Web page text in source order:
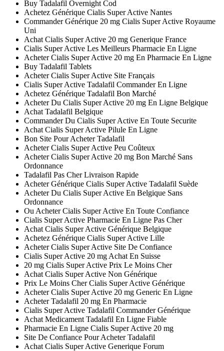
Buy Tadalafil Overnight Cod
Achetez Générique Cialis Super Active Nantes
Commander Générique 20 mg Cialis Super Active Royaume
Uni
Achat Cialis Super Active 20 mg Generique France
Cialis Super Active Les Meilleurs Pharmacie En Ligne
Acheter Cialis Super Active 20 mg En Pharmacie En Ligne
Buy Tadalafil Tablets
Acheter Cialis Super Active Site Français
Cialis Super Active Tadalafil Commander En Ligne
Achetez Générique Tadalafil Bon Marché
Acheter Du Cialis Super Active 20 mg En Ligne Belgique
Achat Tadalafil Belgique
Commander Du Cialis Super Active En Toute Securite
Achat Cialis Super Active Pilule En Ligne
Bon Site Pour Acheter Tadalafil
Acheter Cialis Super Active Peu Coûteux
Acheter Cialis Super Active 20 mg Bon Marché Sans
Ordonnance
Tadalafil Pas Cher Livraison Rapide
Acheter Générique Cialis Super Active Tadalafil Suède
Acheter Du Cialis Super Active En Belgique Sans
Ordonnance
Ou Acheter Cialis Super Active En Toute Confiance
Cialis Super Active Pharmacie En Ligne Pas Cher
Achat Cialis Super Active Générique Belgique
Achetez Générique Cialis Super Active Lille
Acheter Cialis Super Active Site De Confiance
Cialis Super Active 20 mg Achat En Suisse
20 mg Cialis Super Active Prix Le Moins Cher
Achat Cialis Super Active Non Générique
Prix Le Moins Cher Cialis Super Active Générique
Acheter Cialis Super Active 20 mg Generic En Ligne
Acheter Tadalafil 20 mg En Pharmacie
Cialis Super Active Tadalafil Commander Générique
Achat Medicament Tadalafil En Ligne Fiable
Pharmacie En Ligne Cialis Super Active 20 mg
Site De Confiance Pour Acheter Tadalafil
Achat Cialis Super Active Generique Forum